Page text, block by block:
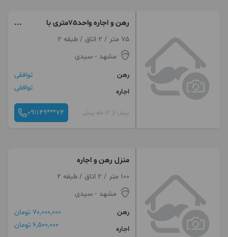
رهن و اجاره واحد75متری با
لوکیشن تاپ
75 متر / 2 اتاق / طبقه 2
مشهد - سیدی
رهن
توافقی
اجاره
توافقی
بیش از 12 ماه پیش 091149***74
منزل رهن و اجاره
100 متر / 2 اتاق / طبقه 2
مشهد - سیدی
رهن
70,000,000 تومان
اجاره
6,500,000 تومان